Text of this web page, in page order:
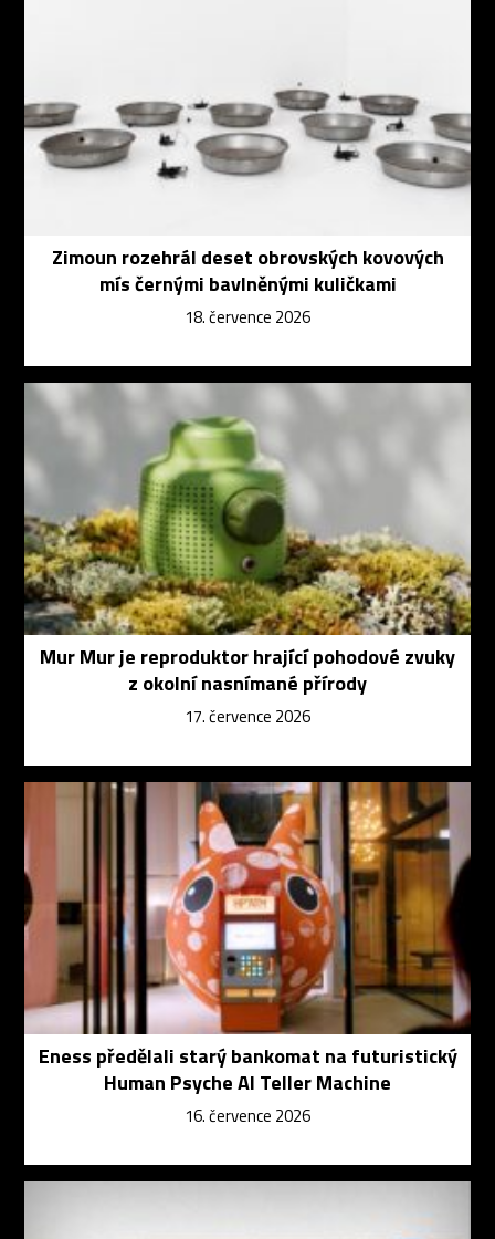
Zimoun rozehrál deset obrovských kovových
mís černými bavlněnými kuličkami
18. července 2026
Mur Mur je reproduktor hrající pohodové zvuky
z okolní nasnímané přírody
17. července 2026
Eness předělali starý bankomat na futuristický
Human Psyche AI Teller Machine
16. července 2026